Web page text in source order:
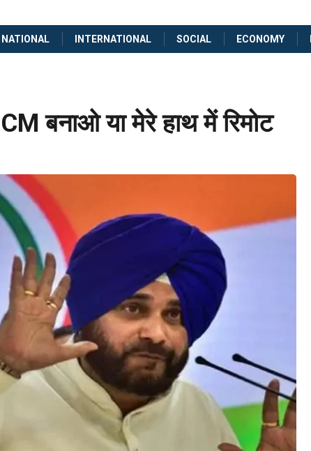
NATIONAL INTERNATIONAL SOCIAL ECONOMY
बनाओ या मेरे हाथ में रिमोट